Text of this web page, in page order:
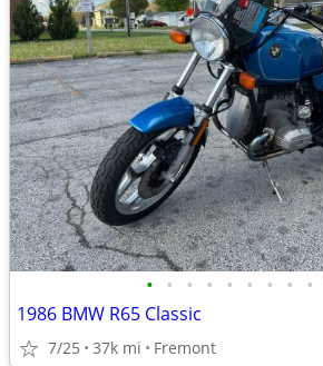
• • • • • • • • •
1986 BMW R65 Classic
7/25 37k mi Fremont